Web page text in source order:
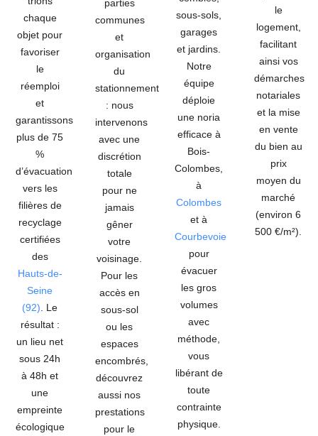
chaque
objet pour
favoriser
le
réemploi
et
garantissons
plus de 75
%
d’évacuation
vers les
filières de
recyclage
certifiées
des
Hauts-de-
Seine
(92) . Le
résultat :
un lieu net
sous 24h
à 48h et
une
empreinte
écologique
parties
communes
et
organisation
du
stationnement
: nous
intervenons
avec une
discrétion
totale
pour ne
jamais
gêner
votre
voisinage.
Pour les
accès en
sous-sol
ou les
espaces
encombrés,
découvrez
aussi nos
prestations
pour le
sous-sols,
garages
et jardins.
Notre
équipe
déploie
une noria
efficace à
Bois-
Colombes,
à
Colombes
et à
Courbevoie
pour
évacuer
les gros
volumes
avec
méthode,
vous
libérant de
toute
contrainte
physique.
le
logement,
facilitant
ainsi vos
démarches
notariales
et la mise
en vente
du bien au
prix
moyen du
marché
(environ 6
500 €/m²).